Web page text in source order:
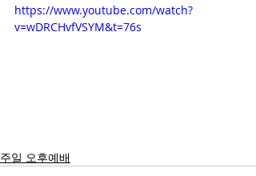
https://www.youtube.com/watch?
v=wDRCHvfVSYM&t=76s
주일 오후예배